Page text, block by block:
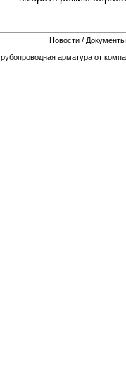
Новости / Документы
арматура от